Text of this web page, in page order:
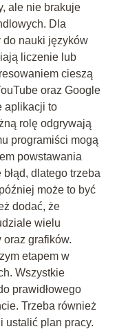
ale nie brakuje
Dla
do nauki języków
liczenie lub
cieszą
oraz Google
aplikacji to
rolę odgrywają
programiści mogą
powstawania
dlatego trzeba
może to być
dodać, że
wielu
oraz grafików.
etapem w
Wszystkie
prawidłowego
Trzeba również
ustalić plan pracy.